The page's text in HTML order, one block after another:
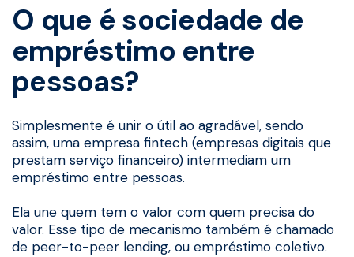
O que é sociedade de
empréstimo entre
pessoas?
Simplesmente é unir o útil ao agradável, sendo
assim, uma empresa fintech (empresas digitais que
prestam serviço financeiro) intermediam um
empréstimo entre pessoas.
Ela une quem tem o valor com quem precisa do
valor. Esse tipo de mecanismo também é chamado
de peer-to-peer lending, ou empréstimo coletivo.